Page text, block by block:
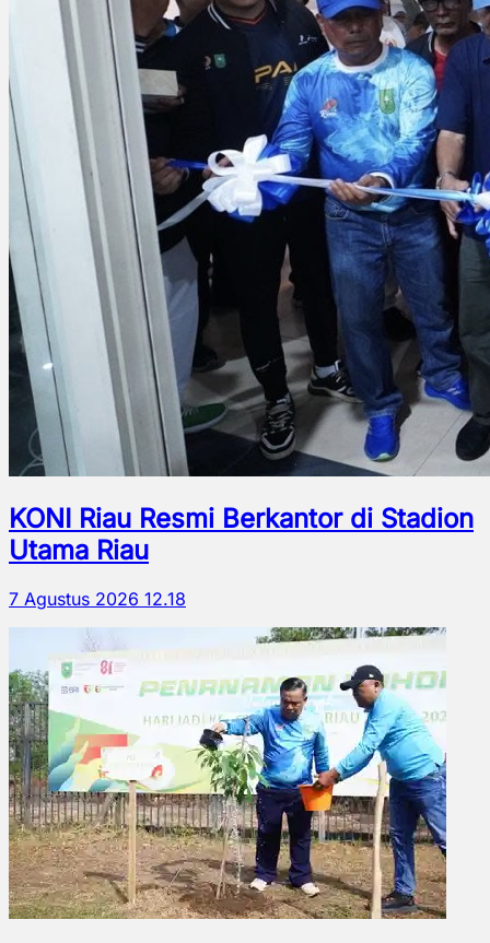
KONI Riau Resmi Berkantor di Stadion
Utama Riau
7 Agustus 2026 12.18